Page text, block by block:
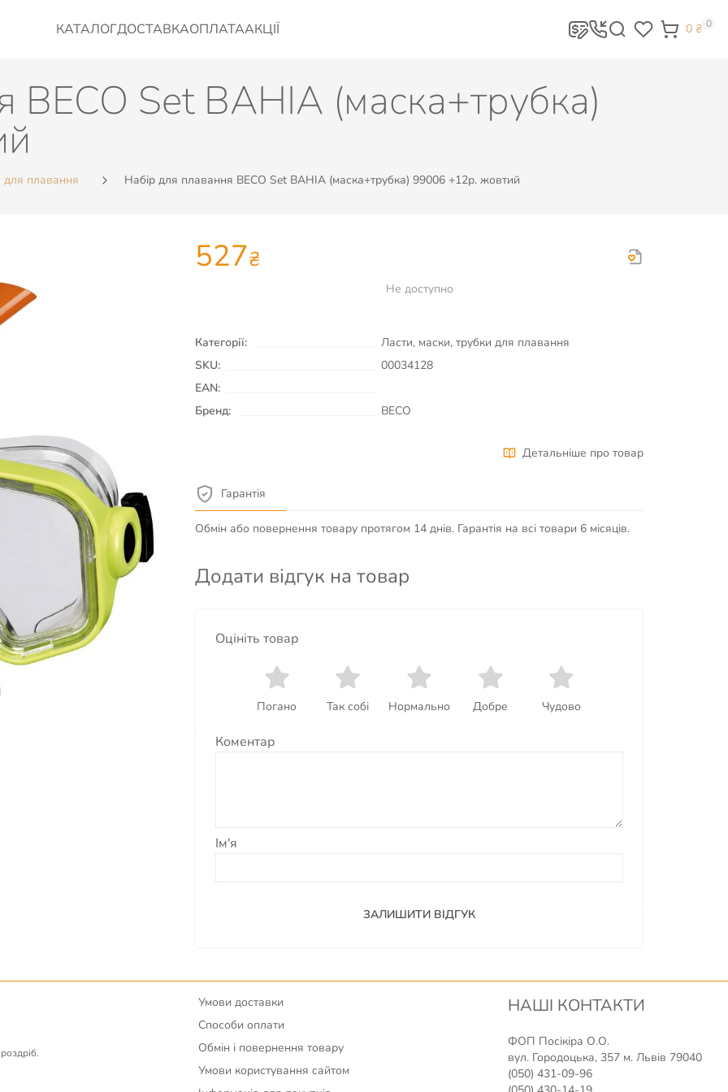
КАТАЛОГДОСТАВКАОПЛАТААКЦІЇ 0 ₴ 0
BECO Set BAHIA (маска+трубка)
для плавання Набір для плавання BECO Set BAHIA (маска+трубка) 99006 +12р. жовтий
527₴
Не доступно
Категорії:
Ласти, маски, трубки для плавання
SKU:
00034128
EAN:
Бренд:
BECO
Детальніше про товар
Гарантія
Обмін або повернення товару протягом 14 днів. Гарантія на всі товари 6 місяців.
лінзи
пряжка для
полівініл, клапан
Постачальник і
Додати відгук на товар
Оцініть товар
Погано Так собі Нормально Добре Чудово
Коментар
Ім'я
ЗАЛИШИТИ ВІДГУК
Умови доставки
Способи оплати
Обмін і повернення товару
Умови користування сайтом
НАШІ КОНТАКТИ
ФОП Посікіра О.О.
вул. Городоцька, 357 м. Львів 79040
(050) 431-09-96